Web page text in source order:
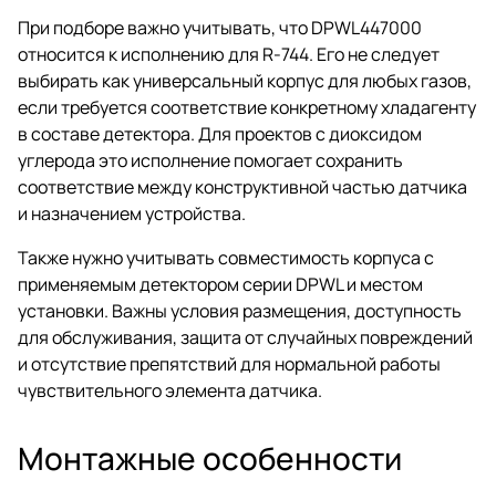
При подборе важно учитывать, что DPWL447000
относится к исполнению для R-744. Его не следует
выбирать как универсальный корпус для любых газов,
если требуется соответствие конкретному хладагенту
в составе детектора. Для проектов с диоксидом
углерода это исполнение помогает сохранить
соответствие между конструктивной частью датчика
и назначением устройства.
Также нужно учитывать совместимость корпуса с
применяемым детектором серии DPWL и местом
установки. Важны условия размещения, доступность
для обслуживания, защита от случайных повреждений
и отсутствие препятствий для нормальной работы
чувствительного элемента датчика.
Монтажные особенности